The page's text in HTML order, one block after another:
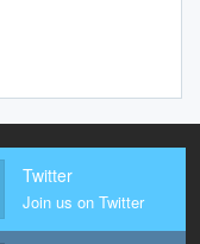
Twitter
Join us on Twitter